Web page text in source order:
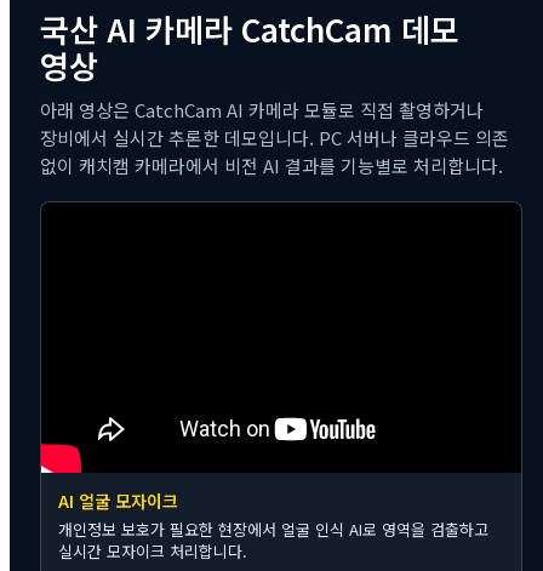
국산 AI 카메라 CatchCam 데모
영상
아래 영상은 CatchCam AI 카메라 모듈로 직접 촬영하거나
장비에서 실시간 추론한 데모입니다. PC 서버나 클라우드 의존
없이 캐치캠 카메라에서 비전 AI 결과를 기능별로 처리합니다.
AI 얼굴 모자이크
개인정보 보호가 필요한 현장에서 얼굴 인식 AI로 영역을 검출하고
실시간 모자이크 처리합니다.